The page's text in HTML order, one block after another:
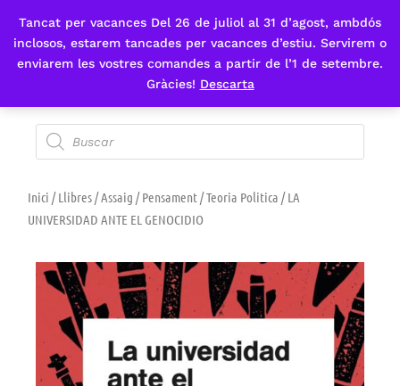
Tancat per vacances Del 26 de juliol al 31 d’agost, ambdós
inclosos, estarem tancades per vacances d’estiu. Servirem o
enviarem les vostres comandes a partir de l’1 de setembre.
Gràcies! Descarta
Fes-te'n sòcia
Inici /Llibres/Assaig /Pensament/Teoria Politica / LA
UNIVERSIDAD ANTE EL GENOCIDIO